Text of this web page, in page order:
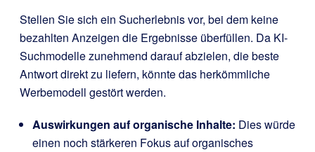
Stellen Sie sich ein Sucherlebnis vor, bei dem keine
bezahlten Anzeigen die Ergebnisse überfüllen. Da KI-
Suchmodelle zunehmend darauf abzielen, die beste
Antwort direkt zu liefern, könnte das herkömmliche
Werbemodell gestört werden.
Auswirkungen auf organische Inhalte: Dies würde
einen noch stärkeren Fokus auf organisches